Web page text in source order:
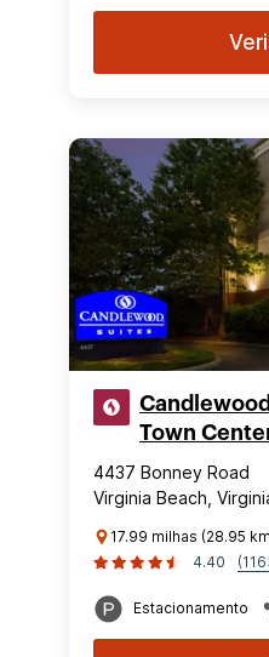
Town
4437 Bonney Road
Virginia Beach,
17.99 milhas (28.95
4.40
Estacionamento